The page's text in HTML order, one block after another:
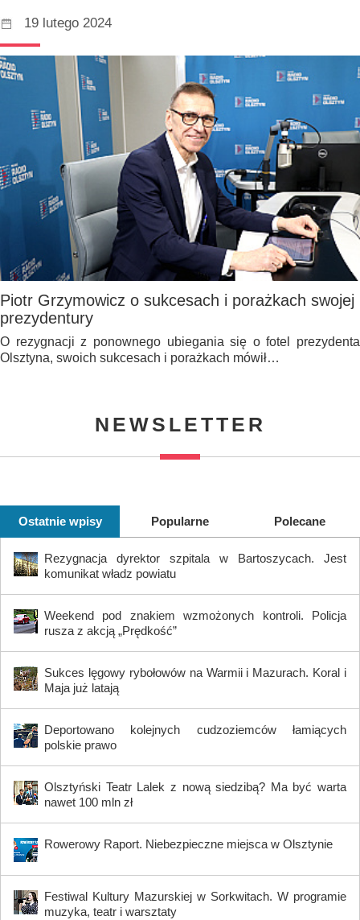
19 lutego 2024
Piotr Grzymowicz o sukcesach i porażkach swojej
prezydentury
O rezygnacji z ponownego ubiegania się o fotel prezydenta
Olsztyna, swoich sukcesach i porażkach mówił…
NEWSLETTER
Ostatnie wpisy Popularne Polecane
Rezygnacja dyrektor szpitala w Bartoszycach. Jest
komunikat władz powiatu
Weekend pod znakiem wzmożonych kontroli. Policja
rusza z akcją „Prędkość”
Sukces lęgowy rybołowów na Warmii i Mazurach. Koral i
Maja już latają
Deportowano kolejnych cudzoziemców łamiących
polskie prawo
Olsztyński Teatr Lalek z nową siedzibą? Ma być warta
nawet 100 mln zł
Rowerowy Raport. Niebezpieczne miejsca w Olsztynie
Festiwal Kultury Mazurskiej w Sorkwitach. W programie
muzyka, teatr i warsztaty